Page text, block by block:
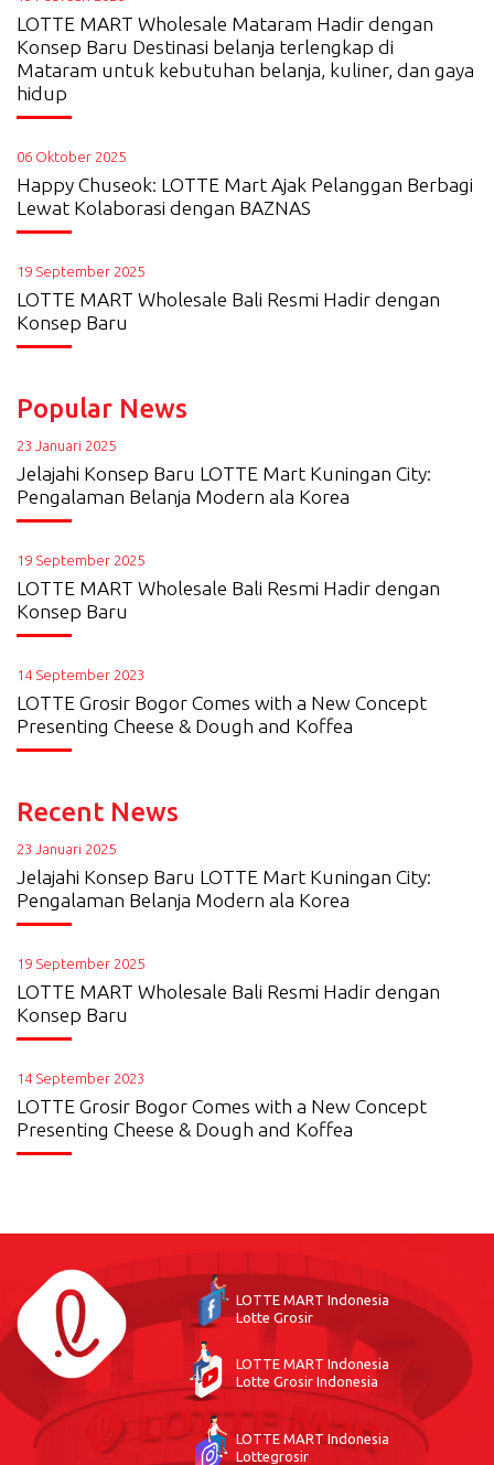
LOTTE MART Wholesale Mataram Hadir dengan
Konsep Baru Destinasi belanja terlengkap di
Mataram untuk kebutuhan belanja, kuliner, dan gaya
hidup
06 Oktober 2025
Happy Chuseok: LOTTE Mart Ajak Pelanggan Berbagi
Lewat Kolaborasi dengan BAZNAS
19 September 2025
LOTTE MART Wholesale Bali Resmi Hadir dengan
Konsep Baru
Popular News
23 Januari 2025
Jelajahi Konsep Baru LOTTE Mart Kuningan City:
Pengalaman Belanja Modern ala Korea
19 September 2025
LOTTE MART Wholesale Bali Resmi Hadir dengan
Konsep Baru
14 September 2023
LOTTE Grosir Bogor Comes with a New Concept
Presenting Cheese & Dough and Koffea
Recent News
23 Januari 2025
Jelajahi Konsep Baru LOTTE Mart Kuningan City:
Pengalaman Belanja Modern ala Korea
19 September 2025
LOTTE MART Wholesale Bali Resmi Hadir dengan
Konsep Baru
14 September 2023
LOTTE Grosir Bogor Comes with a New Concept
Presenting Cheese & Dough and Koffea
LOTTE MART Indonesia
Lotte Grosir
LOTTE MART Indonesia
Lotte Grosir Indonesia
LOTTE MART Indonesia
Lottegrosir